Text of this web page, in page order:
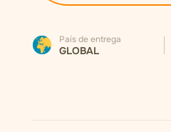
País de entrega
GLOBAL